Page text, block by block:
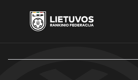
Naujienos